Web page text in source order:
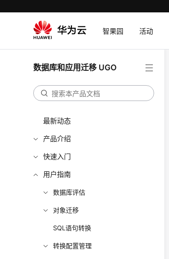
智果园 活动
数据库和应用迁移 UGO
最新动态
产品介绍
快速入门
用户指南
数据库评估
对象迁移
SQL语句转换
转换配置管理